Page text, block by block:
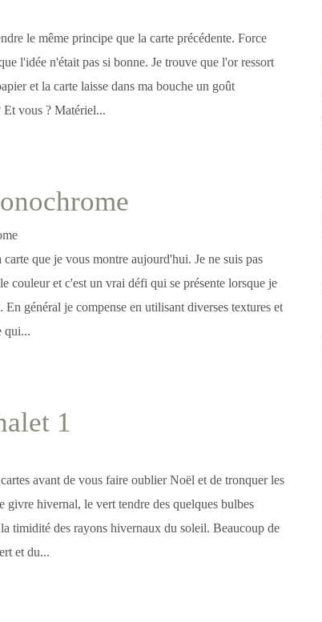
le même principe que la carte précédente. Force
l'idée n'était pas si bonne. Je trouve que l'or ressort
et la carte laisse dans ma bouche un goût
vous ? Matériel...
carte que je vous montre aujourd'hui. Je ne suis pas
couleur et c'est un vrai défi qui se présente lorsque je
En général je compense en utilisant diverses textures et
qui...
1
avant de vous faire oublier Noël et de tronquer les
givre hivernal, le vert tendre des quelques bulbes
timidité des rayons hivernaux du soleil. Beaucoup de
et du...